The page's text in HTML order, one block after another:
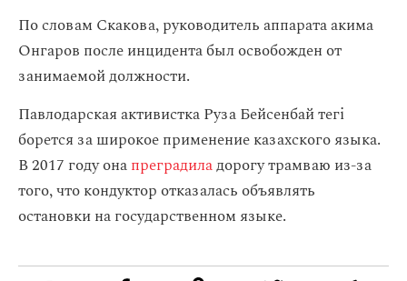
По словам Скакова, руководитель аппарата акима
Онгаров после инцидента был освобожден от
занимаемой должности.
Павлодарская активистка Руза Бейсенбай тегі
борется за широкое применение казахского языка.
В 2017 году онапреградиладорогу трамваю из-за
того, что кондуктор отказалась объявлять
остановки на государственном языке.